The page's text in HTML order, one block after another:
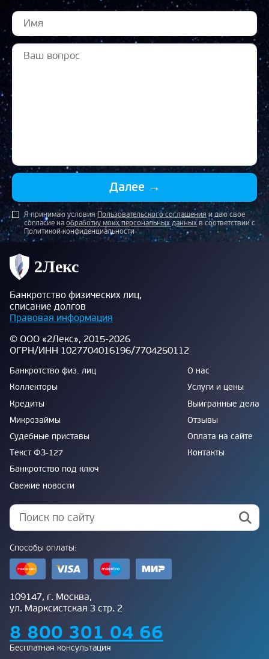
Далее →
Я принимаю условия Пользовательского соглашенияи даю свое
согласие на обработку моих персональных данныхв соответствии с
Политикой конфиденциальности
Банкротство физических лиц,
списание долгов
Правовая информация
© ООО «2Лекс», 2015-2026
ОГРН/ИНН 1027704016196/7704250112
Банкротство физ. лиц
Коллекторы
Кредиты
Микрозаймы
Судебные приставы
Текст ФЗ-127
Банкротство под ключ
Свежие новости
О нас
Услуги и цены
Выигранные дела
Отзывы
Оплата на сайте
Контакты
Способы оплаты:
109147, г. Москва,
ул. Марксистская 3 стр. 2
8 800 301 04 66
Бесплатная консультация